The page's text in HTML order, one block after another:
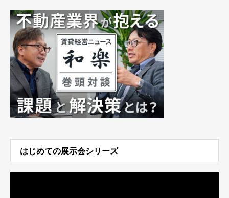
はじめての展示会シリーズ